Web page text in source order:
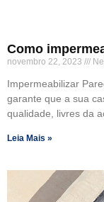
Como
novembro 22, 2023
Impermeabilizar
garante que a sua
qualidade, livres da
Leia Mais »